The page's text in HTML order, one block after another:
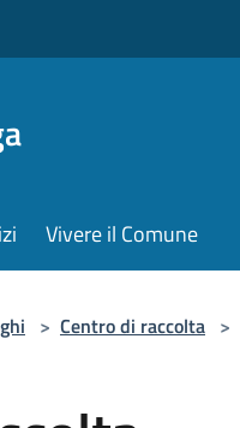
Vivere il Comune
> Centro di raccolta >